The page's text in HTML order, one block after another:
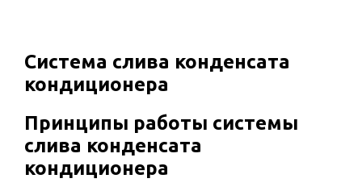
Система слива конденсата
кондиционера
Принципы работы системы
слива конденсата
кондиционера